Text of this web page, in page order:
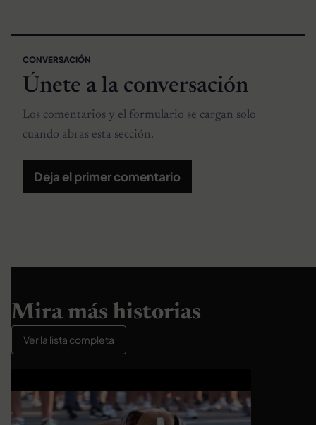
CONVERSACIÓN
Únete a la conversación
Los comentarios y el formulario se cargan solo
cuando abras esta sección.
Deja el primer comentario
Mira más historias
Ver la lista completa